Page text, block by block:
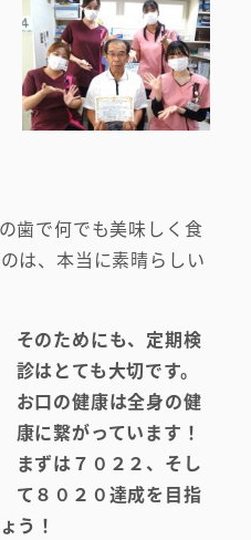
歯で何でも美味しく食
は、本当に素晴らしい
そのためにも、定期検
診はとても大切です。
お口の健康は全身の健
康に繋がっています！
まずは７０２２、そし
て８０２０達成を目指
う！